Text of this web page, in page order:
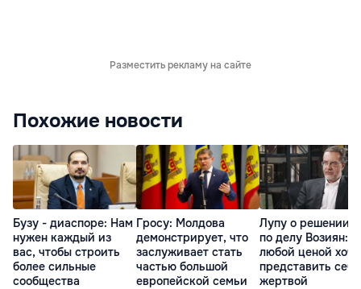
Разместить рекламу на сайте
Похожие новости
Бузу - диаспоре: Нам
нужен каждый из
вас, чтобы строить
более сильные
сообщества
Гросу: Молдова
демонстрирует, что
заслуживает стать
частью большой
европейской семьи
Лупу о решении
по делу Возиян:
любой ценой
представить себя
жертвой